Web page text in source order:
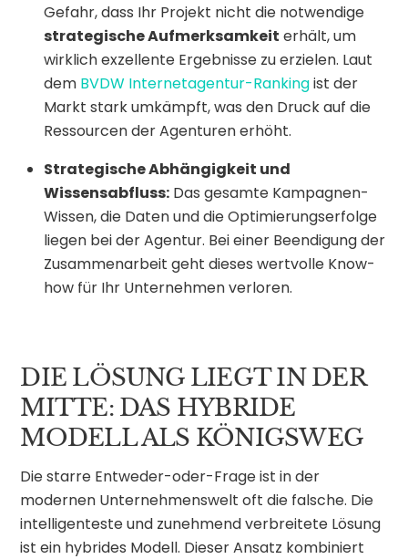
Gefahr, dass Ihr Projekt nicht die notwendige
strategische Aufmerksamkeit erhält, um
wirklich exzellente Ergebnisse zu erzielen. Laut
dem BVDW Internetagentur-Rankingist der
Markt stark umkämpft, was den Druck auf die
Ressourcen der Agenturen erhöht.
Strategische Abhängigkeit und
Wissensabfluss: Das gesamte Kampagnen-
Wissen, die Daten und die Optimierungserfolge
liegen bei der Agentur. Bei einer Beendigung der
Zusammenarbeit geht dieses wertvolle Know-
how für Ihr Unternehmen verloren.
DIE LÖSUNG LIEGT IN DER
MITTE: DAS HYBRIDE
MODELL ALS KÖNIGSWEG
Die starre Entweder-oder-Frage ist in der
modernen Unternehmenswelt oft die falsche. Die
intelligenteste und zunehmend verbreitete Lösung
ist ein hybrides Modell. Dieser Ansatz kombiniert